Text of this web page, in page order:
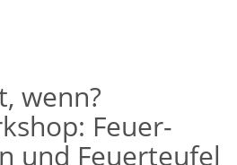
wenn?
Feuer-
und Feuerteufel